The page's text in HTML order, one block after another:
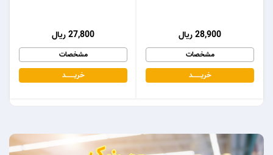
27,800 ریال
مشخصات
خریـــــــد
28,900 ریال
مشخصات
خریـــــــد